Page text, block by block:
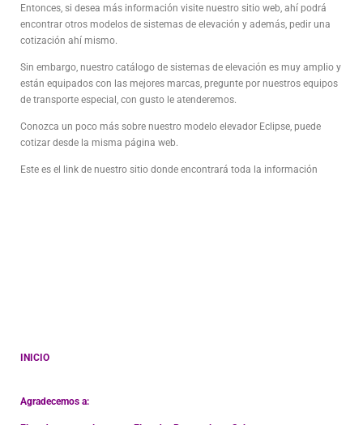
Entonces, si desea más información visite nuestro sitio web, ahí podrá
encontrar otros modelos de sistemas de elevación y además, pedir una
cotización ahí mismo.
Sin embargo, nuestro catálogo de sistemas de elevación es muy amplio y
están equipados con las mejores marcas, pregunte por nuestros equipos
de transporte especial, con gusto le atenderemos.
Conozca un poco más sobre nuestro modelo elevador Eclipse, puede
cotizar desde la misma página web.
Este es el link de nuestro sitio donde encontrará toda la información
INICIO
Agradecemos a: